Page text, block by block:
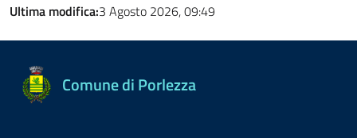
Ultima modifica:3 Agosto 2026, 09:49
Comune di Porlezza